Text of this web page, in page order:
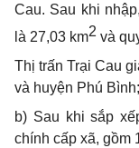
Cau. Sau khi
là 27,03 km2 và
Thị trấn Trại Cau
và huyện Phú Bình;
b) Sau khi sắp
chính cấp xã, gồm